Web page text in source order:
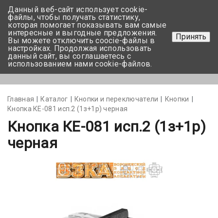
+375 17-350-99-56
+375 44-752-82-08
Задать вопрос
Главная Каталог Кнопки и переключатели
Кнопки
Кнопка КЕ-081 исп.2 (1з+1р) черная
Кнопка КЕ-081 исп.2 (1з+1р)
черная
Данный веб-сайт использует cookie-
файлы, чтобы получать статистику,
которая помогает показывать вам самые
интересные и выгодные предложения.
Вы можете отключить coocie-файлы в
настройках. Продолжая использовать
данный сайт, вы соглашаетесь с
использованием нами cookie-файлов.
Принять